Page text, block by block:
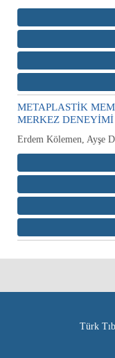
METAPLASTİK
MERKEZ DENEYİMİ
Erdem Kölemen, Ayşe
Türk